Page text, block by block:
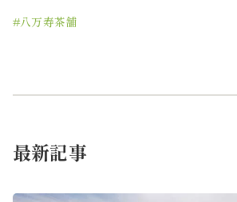
#八万寿茶舗
最新記事